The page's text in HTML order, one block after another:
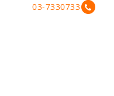
03-7330733